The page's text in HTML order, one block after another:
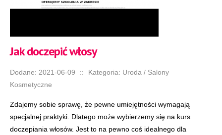
Jak doczepić włosy
Dodane: 2021-06-09 ::
Kategoria: Uroda / Salony
Kosmetyczne
Zdajemy sobie sprawę, że pewne umiejętności wymagają
specjalnej praktyki. Dlatego może wybierzemy się na kurs
doczepiania włosów. Jest to na pewno coś idealnego dla